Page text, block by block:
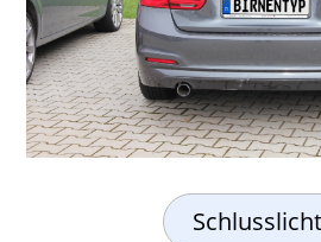
Schlusslicht